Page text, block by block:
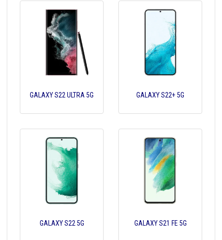
GALAXY S22 ULTRA 5G GALAXY S22+ 5G
GALAXY S22 5G GALAXY S21 FE 5G